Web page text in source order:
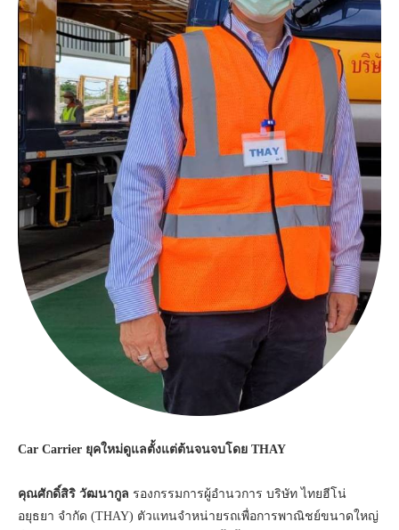
Car Carrier ยุคใหม่ดูแลตั้งแต่ต้นจนจบโดย THAY
คุณศักดิ์สิริ วัฒนากูล รองกรรมการผู้อำนวการ บริษัท ไทยฮีโน่
อยุธยา จำกัด (THAY) ตัวแทนจำหน่ายรถเพื่อการพาณิชย์ขนาดใหญ่